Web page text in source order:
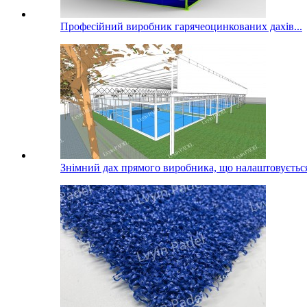
Професійний виробник гарячеоцинкованих дахів...
Знімний дах прямого виробника, що